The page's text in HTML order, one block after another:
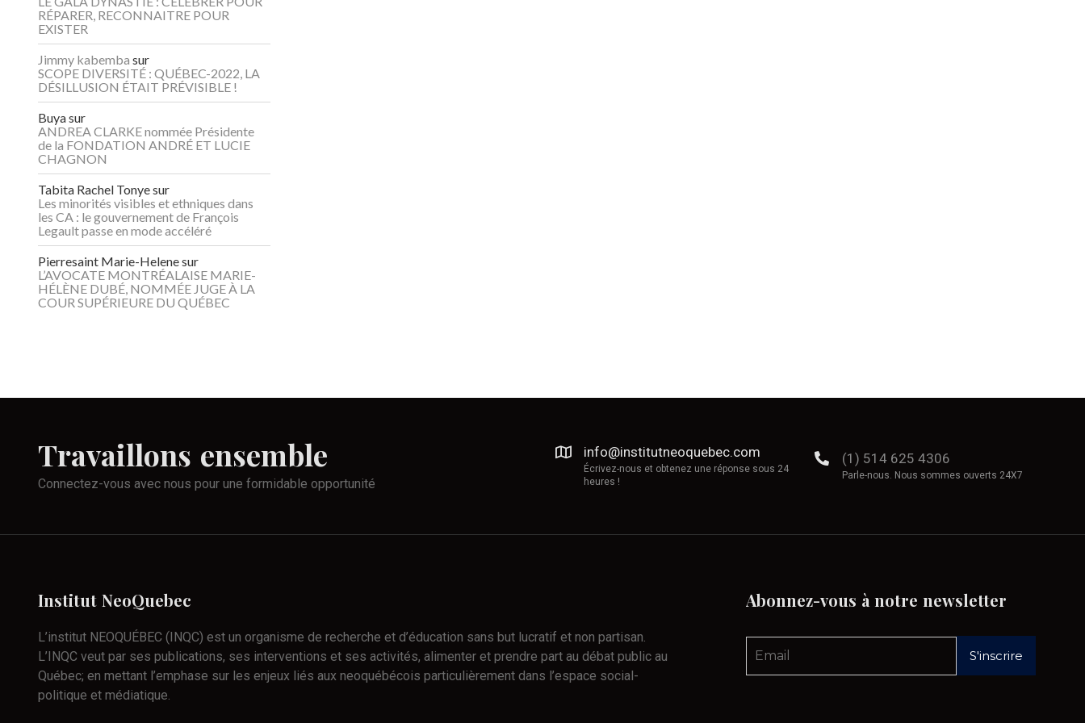
RÉPARER, RECONNAITRE POUR
EXISTER
Jimmy kabemba sur
SCOPE DIVERSITÉ : QUÉBEC-2022, LA
DÉSILLUSION ÉTAIT PRÉVISIBLE !
Buyasur
ANDREA CLARKE nommée Présidente
de la FONDATION ANDRÉ ET LUCIE
CHAGNON
Tabita Rachel Tonyesur
Les minorités visibles et ethniques dans
les CA : le gouvernement de François
Legault passe en mode accéléré
Pierresaint Marie-Helenesur
L’AVOCATE MONTRÉALAISE MARIE-
HÉLÈNE DUBÉ, NOMMÉE JUGE À LA
COUR SUPÉRIEURE DU QUÉBEC
Travaillons ensemble
Connectez-vous avec nous pour une formidable opportunité
info@institutneoquebec.com
Écrivez-nous et obtenez une réponse sous 24
heures !
(1) 514 625 4306
Parle-nous. Nous sommes ouverts 24X7
Institut NeoQuebec
L’institut NEOQUÉBEC (INQC) est un organisme de recherche et d’éducation sans but lucratif et non partisan.
L’INQC veut par ses publications, ses interventions et ses activités, alimenter et prendre part au débat public au
Québec; en mettant l’emphase sur les enjeux liés aux neoquébécois particulièrement dans l’espace social-
politique et médiatique.
Abonnez-vous à notre newsletter